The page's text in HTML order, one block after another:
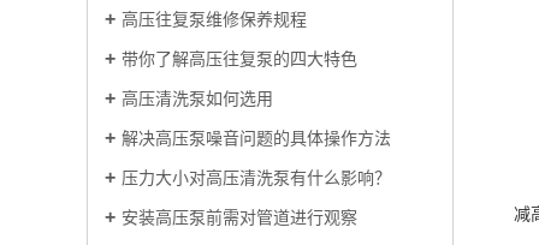
高压往复泵维修保养规程
带你了解高压往复泵的四大特色
高压清洗泵如何选用
解决高压泵噪音问题的具体操作方法
压力大小对高压清洗泵有什么影响？
安装高压泵前需对管道进行观察 减